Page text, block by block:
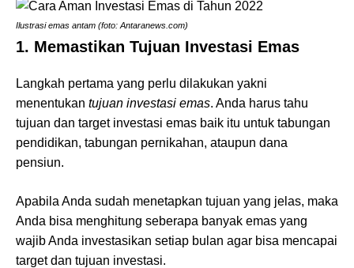
Ilustrasi emas antam (foto: Antaranews.com)
1. Memastikan Tujuan Investasi Emas
Langkah pertama yang perlu dilakukan yakni
menentukan tujuan investasi emas. Anda harus tahu
tujuan dan target investasi emas baik itu untuk tabungan
pendidikan, tabungan pernikahan, ataupun dana
pensiun.
Apabila Anda sudah menetapkan tujuan yang jelas, maka
Anda bisa menghitung seberapa banyak emas yang
wajib Anda investasikan setiap bulan agar bisa mencapai
target dan tujuan investasi.